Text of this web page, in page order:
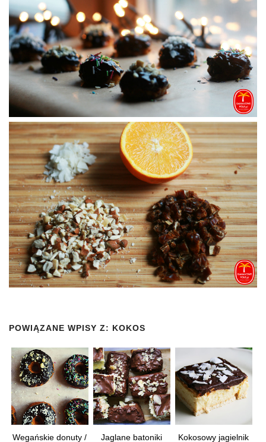
POWIĄZANE WPISY Z: KOKOS
Wegańskie donuty /
Jaglane batoniki
Kokosowy jagielnik